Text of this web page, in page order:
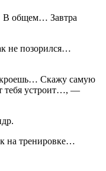
общем… Завтра
не позорился…
Скажу самую
тебя устроит…, —
на тренировке…